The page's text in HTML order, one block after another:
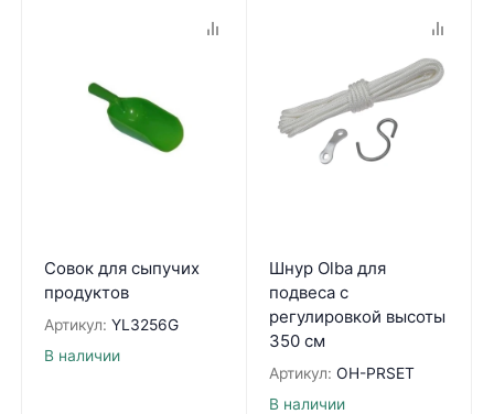
Совок для сыпучих
продуктов
Артикул: YL3256G
В наличии
Шнур Olba для
подвеса с
регулировкой высоты
350 см
Артикул: OH-PRSET
В наличии